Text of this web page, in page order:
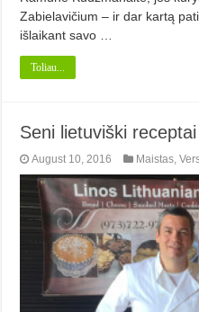
Zabielavičium – ir dar kartą
išlaikant savo …
Toliau...
Seni lietuviški
August 10, 2016 Maistas,